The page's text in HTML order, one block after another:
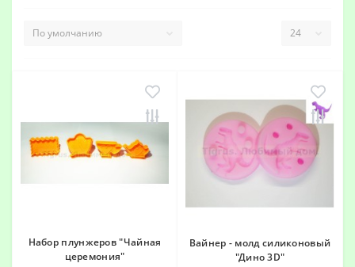
Набор плунжеров "Чайная
церемония"
Вайнер - молд силиконовый
"Дино 3D"